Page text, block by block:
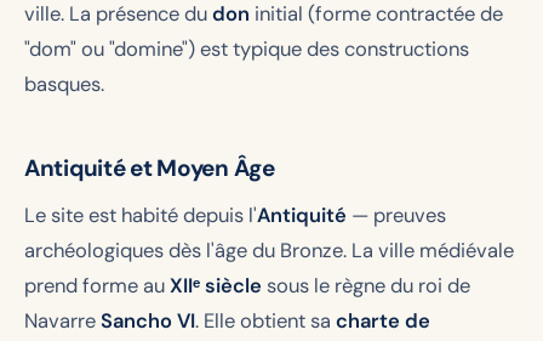
ville. La présence dudon initial (forme contractée de
"dom" ou "domine") est typique des constructions
basques.
Antiquité et Moyen Âge
Le site est habité depuis l'Antiquité — preuves
archéologiques dès l'âge du Bronze. La ville médiévale
prend forme auXIIᵉ siècle sous le règne du roi de
NavarreSancho VI. Elle obtient sa charte de